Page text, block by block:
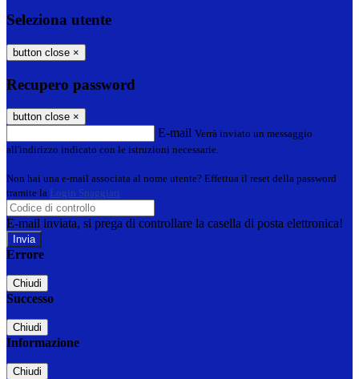
Seleziona utente
button close ×
Recupero password
button close ×
E-mail Verrà inviato un messaggio
all'indirizzo indicato con le istruzioni necessarie.
Non hai una e-mail associata al nome utente? Effettua il reset della password
tramite la Login Spaggiari
E-mail inviata, si prega di controllare la casella di posta elettronica!
Errore
Chiudi
Successo
Chiudi
Informazione
Chiudi